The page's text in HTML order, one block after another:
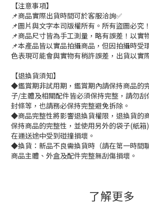
【注意事項】
📌商品實際出貨時間可於客服洽詢✅
📌圖片與文字本司版權所有。所有盜圖必究！
📌商品尺寸皆為手工測量，略有誤差！以實
📌本產品皆以實品拍攝商品，但因拍攝時受
色表現可能會與實物有稍許誤差，出貨以實
【退換貨須知】
◆鑑賞期非試用期，鑑賞期內請保持商品的
子/主體及相關配件皆必須保持完整，請勿
封條等，也請務必保持完整避免拆除。
◆商品完整性將影響退換貨權限，退換貨的
保持商品的完整性，並使用另外的袋子(紙
在運送途中受到碰撞損壞。
◆換貨：新品不良需換貨時（請在第一時間
商品主體、外盒及配件完整無刮傷損壞。
了解更多